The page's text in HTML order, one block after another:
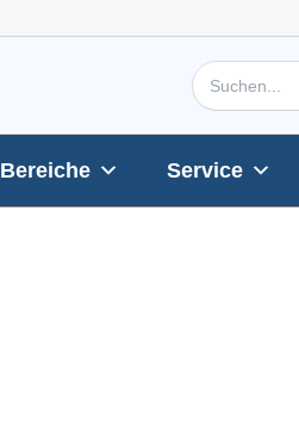
Search
for:
Bereiche Service